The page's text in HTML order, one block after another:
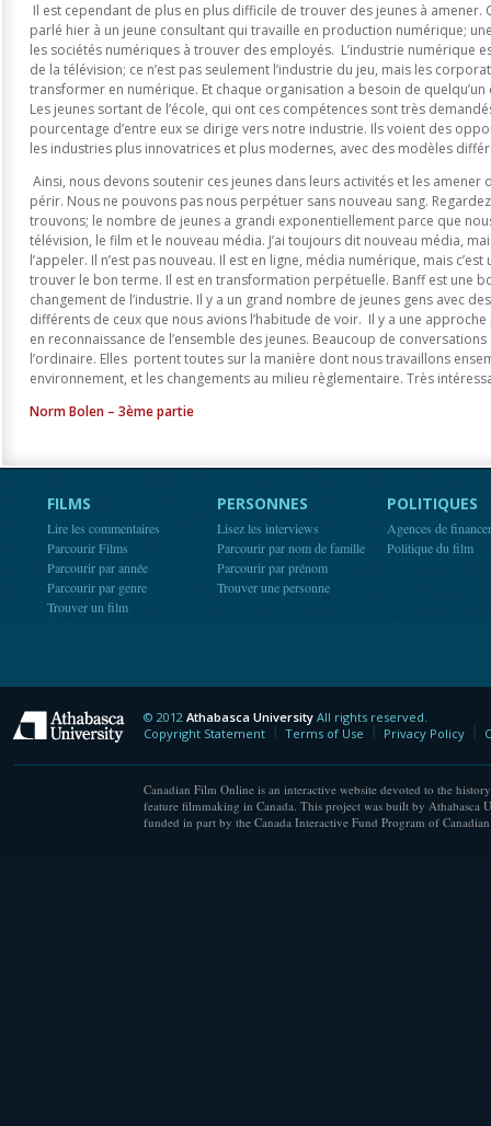
Il est cependant de plus en plus difficile de trouver des jeunes à amener.
parlé hier à un jeune consultant qui travaille en production numérique;
les sociétés numériques à trouver des employés. L’industrie numérique
de la télévision; ce n’est pas seulement l’industrie du jeu, mais les
transformer en numérique. Et chaque organisation a besoin de
Les jeunes sortant de l’école, qui ont ces compétences sont très
pourcentage d’entre eux se dirige vers notre industrie. Ils voient des
les industries plus innovatrices et plus modernes, avec des modèles
Ainsi, nous devons soutenir ces jeunes dans leurs activités et les amener
périr. Nous ne pouvons pas nous perpétuer sans nouveau sang.
trouvons; le nombre de jeunes a grandi exponentiellement parce que
télévision, le film et le nouveau média. J’ai toujours dit nouveau média,
l’appeler. Il n’est pas nouveau. Il est en ligne, média numérique, mais
trouver le bon terme. Il est en transformation perpétuelle. Banff est une
changement de l’industrie. Il y a un grand nombre de jeunes gens avec
différents de ceux que nous avions l’habitude de voir. Il y a une
en reconnaissance de l’ensemble des jeunes. Beaucoup de
l’ordinaire. Elles portent toutes sur la manière dont nous travaillons
environnement, et les changements au milieu règlementaire. Très
Norm Bolen – 3ème partie
FILMS
Lire les commentaires
Parcourir Films
Parcourir par année
Parcourir par genre
Trouver un film
PERSONNES
Lisez les interviews
Parcourir par nom de famille
Parcourir par prénom
Trouver une personne
POLITIQUES
Agences de
Politique du film
Athabasca University
© 2012 Athabasca University All rights reserved.
Copyright Statement
Terms of Use Privacy Policy
Canadian Film Online is an interactive website devoted to the
feature filmmaking in Canada. This project was built by Athabasca
funded in part by the Canada Interactive Fund Program of